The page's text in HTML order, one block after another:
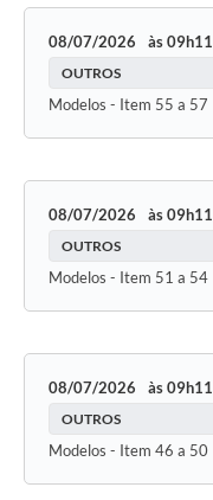
08/07/2026 09h11
OUTROS
Modelos - Item 55 a 57
08/07/2026 09h11
OUTROS
Modelos - Item 51 a 54
08/07/2026 09h11
OUTROS
Modelos - Item 46 a 50